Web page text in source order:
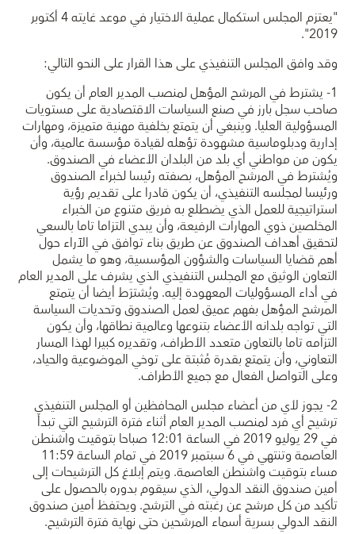
"يعتزم المجلس استكمال عملية الاختيار في موعد غايته 4 أكتوبر
2019".
وقد وافق المجلس التنفيذي على هذا القرار على النحو التالي:
1- يشترط في المرشح المؤهل لمنصب المدير العام أن يكون
صاحب سجل بارز في صنع السياسات الاقتصادية على مستويات
المسؤولية العليا. وينبغي أن يتمتع بخلفية مهنية متميزة، ومهارات
إدارية ودبلوماسية مشهودة تؤهله لقيادة مؤسسة عالمية، وأن
يكون من مواطني أي بلد من البلدان الأعضاء في الصندوق.
ويُشترط في المرشح المؤهل، بصفته رئيسا لخبراء الصندوق
ورئيسا لمجلسه التنفيذي، أن يكون قادرا على تقديم رؤية
استراتيجية للعمل الذي يضطلع به فريق متنوع من الخبراء
المخلصين ذوي المهارات الرفيعة، وأن يبدي التزاما تاما بالسعي
لتحقيق أهداف الصندوق عن طريق بناء توافق في الآراء حول
أهم قضايا السياسات والشؤون المؤسسية، وهو ما يشمل
التعاون الوثيق مع المجلس التنفيذي الذي يشرف على المدير العام
في أداء المسؤوليات المعهودة إليه. ويُشترَط أيضا أن يتمتع
المرشح المؤهل بفهم عميق لعمل الصندوق وتحديات السياسة
التي تواجه بلدانه الأعضاء بتنوعها وعالمية نطاقها، وأن يكون
التزامه تاما بالتعاون متعدد الأطراف، وتقديره كبيرا لهذا المسار
التعاوني، وأن يتمتع بقدرة مُثبتة على توخي الموضوعية والحياد،
وعلى التواصل الفعال مع جميع الأطراف.
2- يجوز لأي من أعضاء مجلس المحافظين أو المجلس التنفيذي
ترشيح أي فرد لمنصب المدير العام أثناء فترة الترشيح التي تبدأ
في 29 يوليو 2019 في الساعة 12:01 صباحا بتوقيت واشنطن
العاصمة وتنتهي في 6 سبتمبر 2019 في تمام الساعة 11:59
مساء بتوقيت واشنطن العاصمة. ويتم إبلاغ كل الترشيحات إلى
أمين صندوق النقد الدولي، الذي سيقوم بدوره بالحصول على
تأكيد من كل مرشح عن رغبته في الترشح. ويحتفظ أمين صندوق
النقد الدولي بسرية أسماء المرشحين حتى نهاية فترة الترشيح.